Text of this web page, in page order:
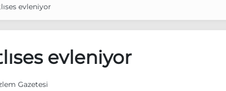
evleniyor
evleniyor
Gazetesi